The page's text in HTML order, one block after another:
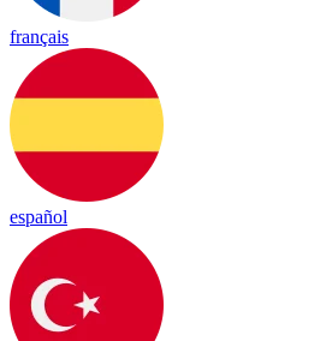
français
español